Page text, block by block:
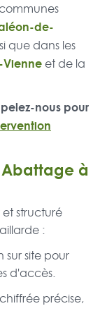
de-
que dans les
Vienne et de la
nous pour
Abattage à
et structuré
:
sur site pour
d'accès.
précise,